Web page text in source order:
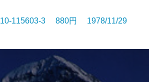
115603-3 880円 1978/11/29